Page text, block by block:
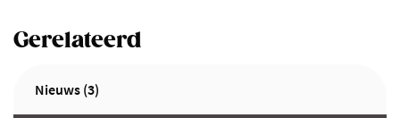
Gerelateerd
Nieuws (3)